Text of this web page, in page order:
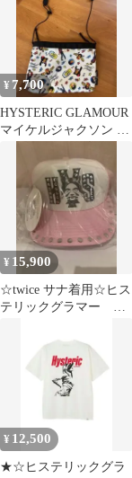
¥ 7,700
HYSTERIC GLAMOUR
マイケルジャクソン サ
¥ 15,900
☆twice サナ着用☆ヒス
テリックグラマー ス
プ ピンク
¥ 12,500
★☆ヒステリックグラ